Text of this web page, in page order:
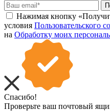
Нажимая кнопку
условия Пользовательского
на Обработку моих
Спасибо!
Проверьте ваш почтовый